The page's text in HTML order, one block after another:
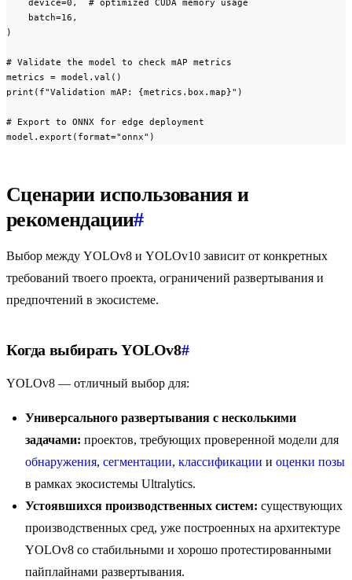
    device=0,  # optimized CUDA memory usage
    batch=16,
)
# Validate the model to check mAP metrics
metrics = model.val()
print(f"Validation mAP: {metrics.box.map}")
# Export to ONNX for edge deployment
model.export(format="onnx")
Сценарии использования и
рекомендации#
Выбор между YOLOv8 и YOLOv10 зависит от конкретных
требований твоего проекта, ограничений развертывания и
предпочтений в экосистеме.
Когда выбирать YOLOv8#
YOLOv8 — отличный выбор для:
Универсального развертывания с несколькими
задачами: проектов, требующих проверенной модели для
обнаружения, сегментации, классификации и оценки позы
в рамках экосистемы Ultralytics.
Устоявшихся производственных систем: существующих
производственных сред, уже построенных на архитектуре
YOLOv8 со стабильными и хорошо протестированными
пайплайнами развертывания.